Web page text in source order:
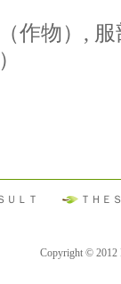
作物）,
ＵＬＴ
ＴＨＥ
Copyright © 2012